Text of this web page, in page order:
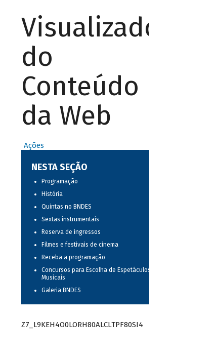
Visualizador
do
Conteúdo
da Web
Ações
NESTA SEÇÃO
Programação
História
Quintas no BNDES
Sextas instrumentais
Reserva de ingressos
Filmes e festivais de cinema
Receba a programação
Concursos para Escolha de Espetáculos
Musicais
Galeria BNDES
Z7_L9KEH4O0LORH80ALCLTPF80SI4